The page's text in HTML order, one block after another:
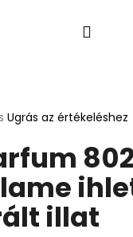
Ugrás az értékeléshez
illat